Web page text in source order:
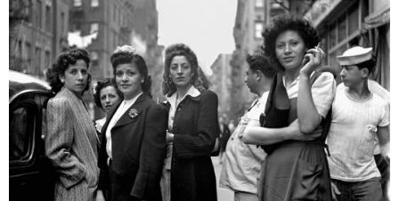
Vos
chroniques
Les
bonnes
adresses